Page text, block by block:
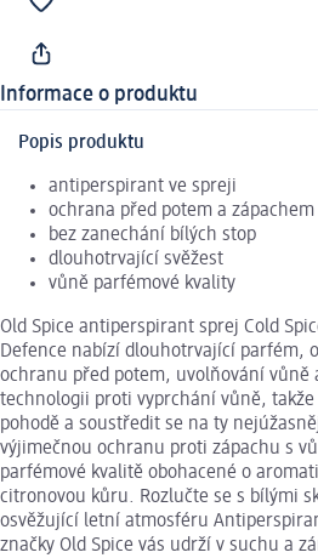
Informace o produktu
Popis produktu
antiperspirant ve spreji
ochrana před potem a zápachem
bez zanechání bílých stop
dlouhotrvající svěžest
vůně parfémové kvality
Old Spice antiperspirant sprej Cold
Defence nabízí dlouhotrvající parfém,
ochranu před potem, uvolňování vůně
technologii proti vyprchání vůně,
pohodě a soustředit se na ty
výjimečnou ochranu proti zápachu s
parfémové kvalitě obohacené o
citronovou kůru. Rozlučte se s bílými
osvěžující letní atmosféru
značky Old Spice vás udrží v suchu a